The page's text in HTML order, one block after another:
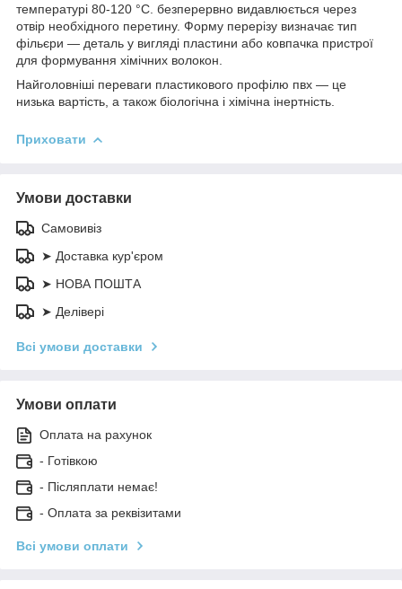
температурі 80-120 °C. безперервно видавлюється через
отвір необхідного перетину. Форму перерізу визначає тип
фільєри — деталь у вигляді пластини або ковпачка пристрої
для формування хімічних волокон.
Найголовніші переваги пластикового профілю пвх — це
низька вартість, а також біологічна і хімічна інертність.
Приховати
Умови доставки
Самовивіз
➤ Доставка кур'єром
➤ НОВА ПОШТА
➤ Делівері
Всі умови доставки
Умови оплати
Оплата на рахунок
- Готівкою
- Післяплати немає!
- Оплата за реквізитами
Всі умови оплати